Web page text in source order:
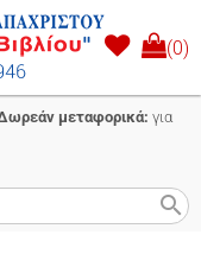
(0)
μεταφορικά: για
search